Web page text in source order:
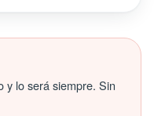
y lo será siempre. Sin